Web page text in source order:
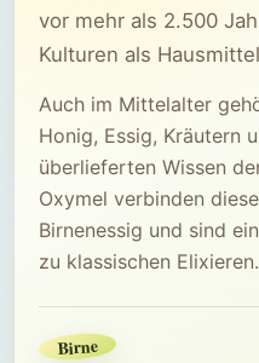
vor mehr als 2.500
Kulturen als
Auch im Mittelalter
Honig, Essig, Kräutern
überlieferten Wissen
Oxymel verbinden
Birnenessig und sind
zu klassischen Elixieren.
Birne